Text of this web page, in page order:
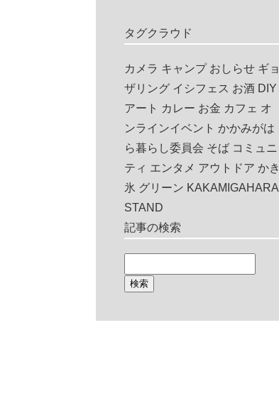
タグクラウド
カメラ キャンプ おしらせ ギョ
ザリング イシフェス お酒 DIY
アート カレー お金 カフェ オ
ンラインイベント かかみがは
ら暮らし委員会 そば コミュニ
ティ エンタメ アウトドア かき
氷 グリーン KAKAMIGAHARA
STAND
記事の検索